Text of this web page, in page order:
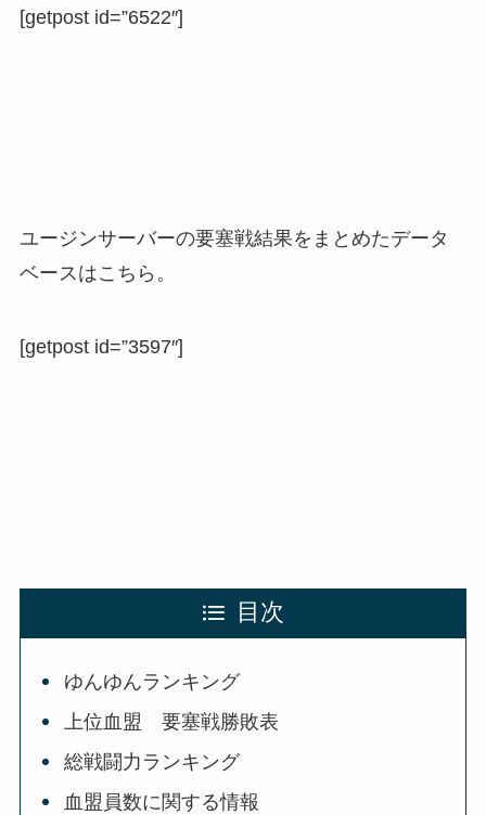
[getpost id=”6522″]
ユージンサーバーの要塞戦結果をまとめたデータ
ベースはこちら。
[getpost id=”3597″]
目次
ゆんゆんランキング
上位血盟 要塞戦勝敗表
総戦闘力ランキング
血盟員数に関する情報